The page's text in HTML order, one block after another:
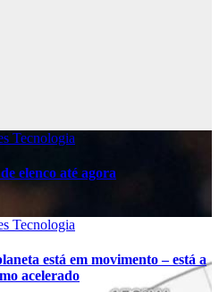
Tecnologia
elenco até agora
Tecnologia
está em movimento – está a
acelerado